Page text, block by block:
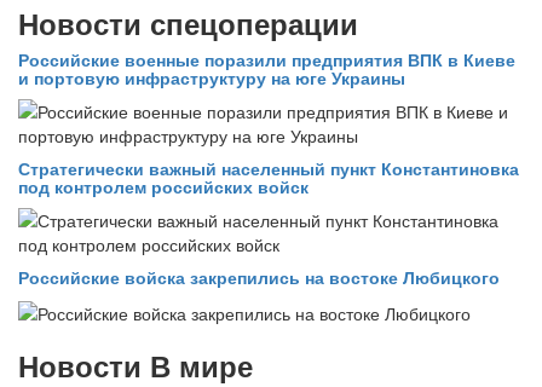
Новости спецоперации
Российские военные поразили предприятия ВПК в Киеве
и портовую инфраструктуру на юге Украины
Стратегически важный населенный пункт Константиновка
под контролем российских войск
Российские войска закрепились на востоке Любицкого
Новости В мире